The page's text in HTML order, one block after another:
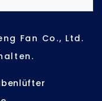
Fan Co., Ltd.